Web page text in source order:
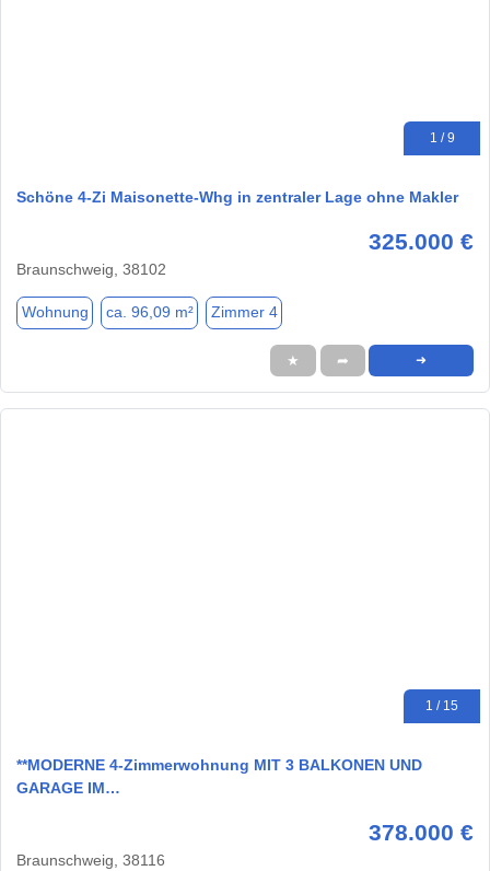
1 / 9
Schöne 4-Zi Maisonette-Whg in zentraler Lage ohne Makler
325.000 €
Braunschweig, 38102
Wohnung ca. 96,09 m² Zimmer 4
★ ➦ ➜
1 / 15
**MODERNE 4-Zimmerwohnung MIT 3 BALKONEN UND
GARAGE IM…
378.000 €
Braunschweig, 38116